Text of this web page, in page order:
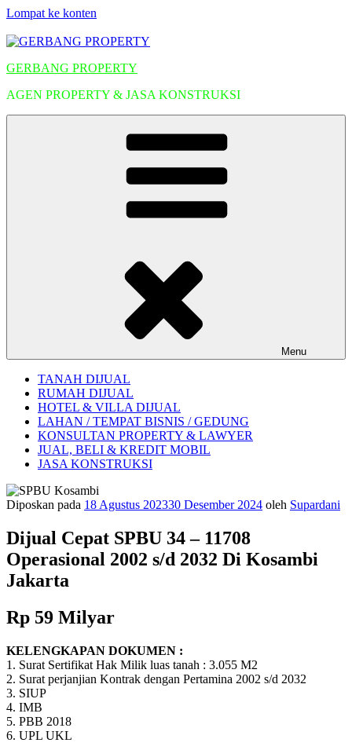
Lompat ke konten
GERBANG PROPERTY
AGEN PROPERTY & JASA KONSTRUKSI
Menu
TANAH DIJUAL
RUMAH DIJUAL
HOTEL & VILLA DIJUAL
LAHAN / TEMPAT BISNIS / GEDUNG
KONSULTAN PROPERTY & LAWYER
JUAL, BELI & KREDIT MOBIL
JASA KONSTRUKSI
Diposkan pada 18 Agustus 202330 Desember 2024 oleh Supardani
Dijual Cepat SPBU 34 – 11708
Operasional 2002 s/d 2032 Di Kosambi
Jakarta
Rp 59 Milyar
KELENGKAPAN DOKUMEN :
1. Surat Sertifikat Hak Milik luas tanah : 3.055 M2
2. Surat perjanjian Kontrak dengan Pertamina 2002 s/d 2032
3. SIUP
4. IMB
5. PBB 2018
6. UPL UKL